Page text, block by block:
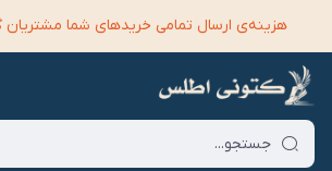
هزینه‌ی ارسال تمامی خرید‌های شما مشتریان